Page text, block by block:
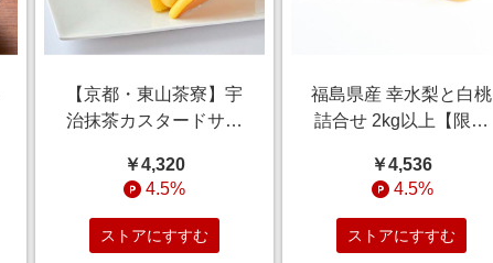
【京都・東山茶寮】宇
治抹茶カスタードサン
【サクワ】【直送】 ス
イーツ【季節の贈り物
＆ご褒美ギフト】
￥4,320
4.5%
ストアにすすむ
福島県産 幸水梨と白桃
詰合せ 2kg以上【限定
間：8月15日〜9月5
日】【おいしいお取り
寄せ】 果物・野菜【季
節の贈り物＆ご褒美ギ
￥4,536
4.5%
ストアにすすむ